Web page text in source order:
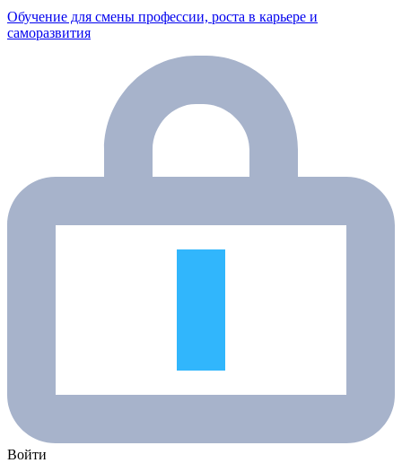
Обучение для смены профессии, роста в карьере и
саморазвития
Войти